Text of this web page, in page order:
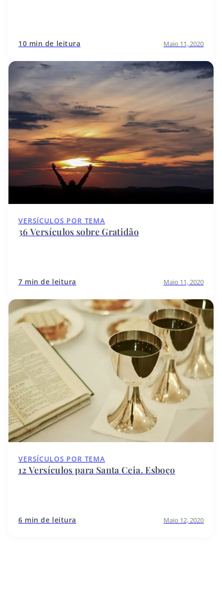
10 min de leitura Maio 11, 2020
VERSÍCULOS POR TEMA
36 Versículos sobre Gratidão
7 min de leitura Maio 11, 2020
VERSÍCULOS POR TEMA
12 Versículos para Santa Ceia. Esboço
6 min de leitura Maio 12, 2020